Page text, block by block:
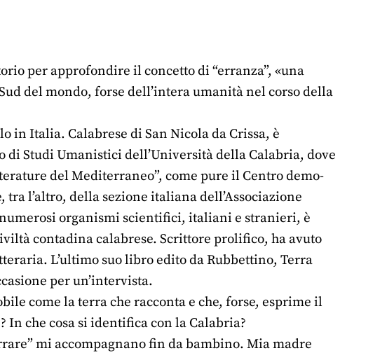
per approfondire il concetto di “erranza”, «una
del mondo, forse dell’intera umanità nel corso della
in Italia. Calabrese di San Nicola da Crissa, è
Studi Umanistici dell’Università della Calabria, dove
del Mediterraneo”, come pure il Centro demo-
l’altro, della sezione italiana dell’Associazione
organismi scientifici, italiani e stranieri, è
contadina calabrese. Scrittore prolifico, ha avuto
L’ultimo suo libro edito da Rubbettino, Terra
per un’intervista.
come la terra che racconta e che, forse, esprime il
In che cosa si identifica con la Calabria?
mi accompagnano fin da bambino. Mia madre